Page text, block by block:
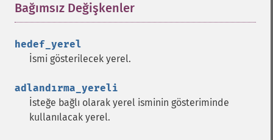
Bağımsız Değişkenler
hedef_yerel
İsmi gösterilecek yerel.
adlandırma_yereli
İsteğe bağlı olarak yerel isminin gösteriminde
kullanılacak yerel.